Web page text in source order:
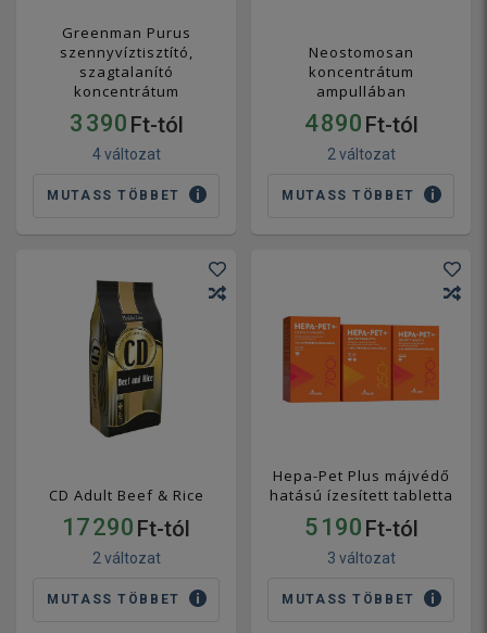
Greenman Purus
szennyvíztisztító,
szagtalanító
koncentrátum
3 390 Ft-tól
4 változat
MUTASS TÖBBET
Neostomosan
koncentrátum
ampullában
4 890 Ft-tól
2 változat
MUTASS TÖBBET
CD Adult Beef & Rice
17 290 Ft-tól
2 változat
MUTASS TÖBBET
Hepa-Pet Plus májvédő
hatású ízesített tabletta
5 190 Ft-tól
3 változat
MUTASS TÖBBET